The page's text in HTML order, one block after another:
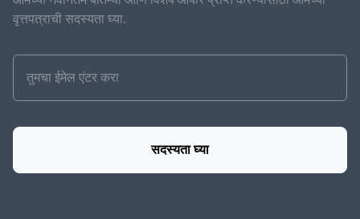
वृत्तपत्राची सदस्यता घ्या.
सदस्यता घ्या